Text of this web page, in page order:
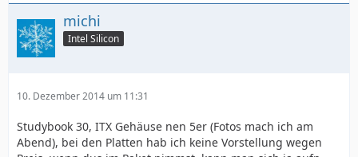
michi
Intel Silicon
10. Dezember 2014 um 11:31
Studybook 30, ITX Gehäuse nen 5er (Fotos mach ich am
Abend), bei den Platten hab ich keine Vorstellung wegen